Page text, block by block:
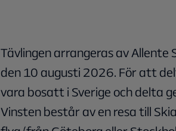
Tävlingen arrangeras av Allente
den 10 augusti 2026. För att
vara bosatt i Sverige och delta
Vinsten består av en resa till